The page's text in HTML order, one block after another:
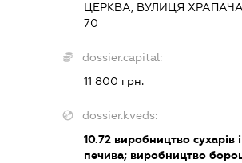
ЦЕРКВА, ВУЛИЦЯ
70
dossier.capital:
11 800 грн.
dossier.kveds:
10.72 виробництво сухарів
печива; виробництво